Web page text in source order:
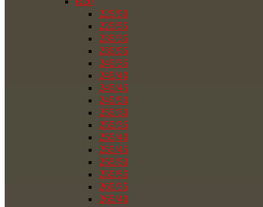
225/50
225/55
235/35
235/55
245/35
245/40
245/45
245/50
255/30
255/35
255/40
255/45
255/50
255/55
265/35
265/40